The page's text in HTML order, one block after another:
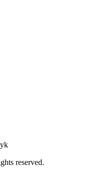
reserved.